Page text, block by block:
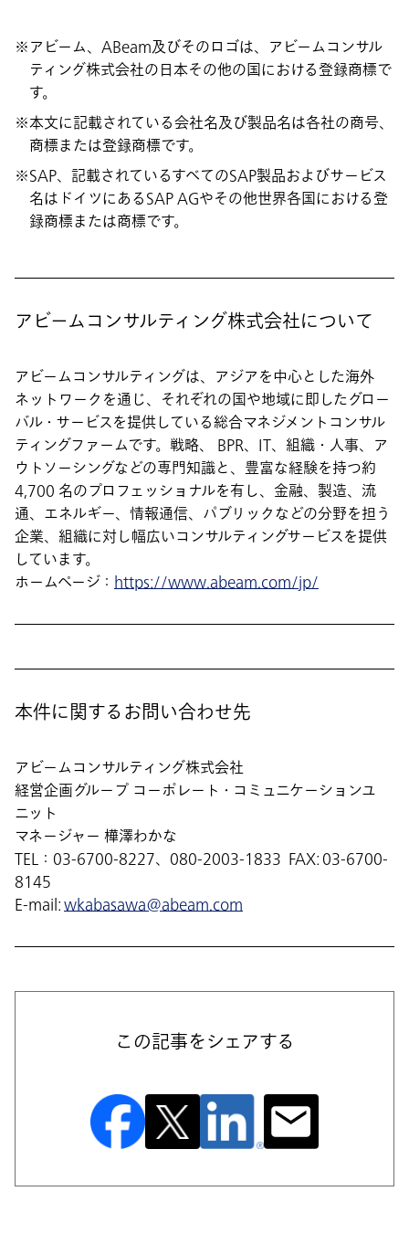
アビーム、ABeam及びそのロゴは、アビームコンサル
ティング株式会社の日本その他の国における登録商標で
す。
本文に記載されている会社名及び製品名は各社の商号、
商標または登録商標です。
SAP、記載されているすべてのSAP製品およびサービス
名はドイツにあるSAP AGやその他世界各国における登
録商標または商標です。
アビームコンサルティング株式会社について
アビームコンサルティングは、アジアを中心とした海外
ネットワークを通じ、それぞれの国や地域に即したグロー
バル・サービスを提供している総合マネジメントコンサル
ティングファームです。戦略、 BPR、IT、組織・人事、ア
ウトソーシングなどの専門知識と、豊富な経験を持つ約
4,700 名のプロフェッショナルを有し、金融、製造、流
通、エネルギー、情報通信、パブリックなどの分野を担う
企業、組織に対し幅広いコンサルティングサービスを提供
しています。
ホームページ： https://www.abeam.com/jp/
本件に関するお問い合わせ先
アビームコンサルティング株式会社
経営企画グループ コーポレート・コミュニケーションユ
ニット
マネージャー 樺澤わかな
TEL：03-6700-8227、080-2003-1833 FAX: 03-6700-
8145
E-mail:wkabasawa@abeam.com
この記事をシェアする